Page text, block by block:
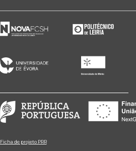
Ficha de projeto PRR